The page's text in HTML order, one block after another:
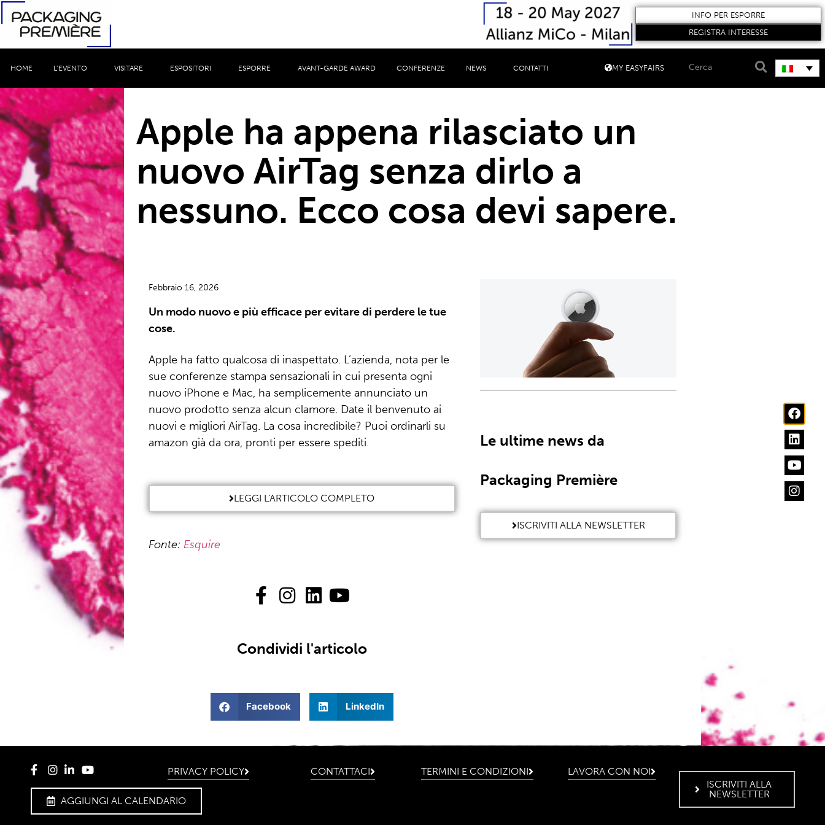
INFO PER ESPORRE
REGISTRA INTERESSE
HOME L’EVENTO VISITARE ESPOSITORI ESPORRE AVANT-GARDE AWARD CONFERENZE NEWS CONTATTI MY EASYFAIRS
Apple ha appena rilasciato un
nuovo AirTag senza dirlo a
nessuno. Ecco cosa devi sapere.
Febbraio 16, 2026
Un modo nuovo e più efficace per evitare di perdere le tue
cose.
Apple ha fatto qualcosa di inaspettato. L’azienda, nota per le
sue conferenze stampa sensazionali in cui presenta ogni
nuovo iPhone e Mac, ha semplicemente annunciato un
nuovo prodotto senza alcun clamore. Date il benvenuto ai
nuovi e migliori AirTag. La cosa incredibile? Puoi ordinarli su
amazon già da ora, pronti per essere spediti.
LEGGI L'ARTICOLO COMPLETO
Fonte: Esquire
Condividi l'articolo
Facebook LinkedIn
Le ultime news da
Packaging Première
ISCRIVITI ALLA NEWSLETTER
AGGIUNGI AL CALENDARIO
PRIVACY POLICY CONTATTACI TERMINI E CONDIZIONI
LAVORA CON NOI
ISCRIVITI ALLA
NEWSLETTER